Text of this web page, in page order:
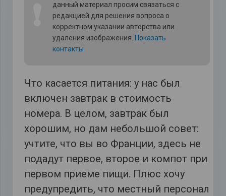
данный материал просим связаться с
редакцией для решения вопроса о
корректном указании авторства или
удаления изображения. Показать
контакты
Что касается питания: у нас был
включен завтрак в стоимость
номера. В целом, завтрак был
хорошим, но дам небольшой совет:
учтите, что вы во Франции, здесь не
подадут первое, второе и компот при
первом приеме пищи. Плюс хочу
предупредить, что местный персонал